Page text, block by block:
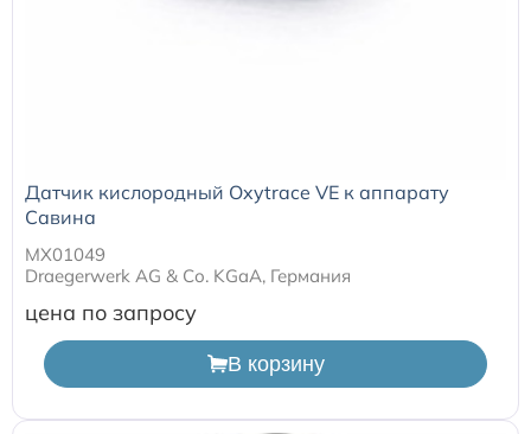
Датчик кислородный Oxytrace VE к аппарату
Савина
MX01049
Draegerwerk AG & Со. KGaA, Германия
цена по запросу
В корзину